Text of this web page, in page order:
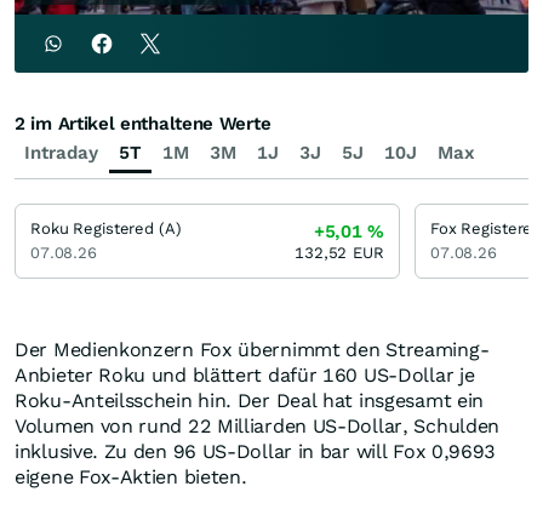
Der Medienkonzern Fox übernimmt den Streaming-
Anbieter Roku und blättert dafür 160 US-Dollar je
Roku-Anteilsschein hin. Der Deal hat insgesamt ein
Volumen von rund 22 Milliarden US-Dollar, Schulden
inklusive. Zu den 96 US-Dollar in bar will Fox 0,9693
eigene Fox-Aktien bieten.
Intraday 5T 1M 3M 1J 3J 5J 10J Max
2 im Artikel enthaltene Werte
Roku Registered (A)
07.08.26
+5,01%
132,52 EUR
Fox
07.08.26